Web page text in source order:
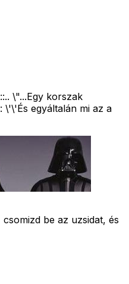
\"...Egy korszak
\'\'És egyáltalán mi az a
be az uzsidat, és